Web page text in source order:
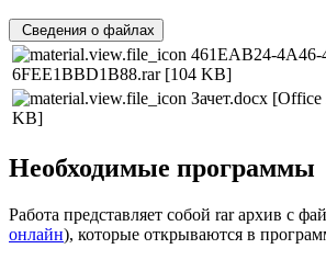
Сведения о файлах
461EAB24-
6FEE1BBD1B88.rar [104 KB]
Зачет.docx [Office
KB]
Необходимые программы
Работа представляет собой rar архив с
онлайн), которые открываются в